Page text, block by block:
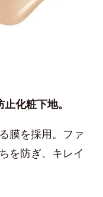
化粧下地。
膜を採用。ファ
を防ぎ、キレイ